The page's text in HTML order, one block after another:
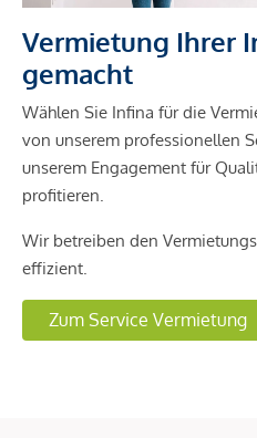
Vermietung Ihrer
gemacht
Wählen Sie Infina für die
von unserem professionellen
unserem Engagement für
profitieren.
Wir betreiben den
effizient.
Zum Service Vermietung